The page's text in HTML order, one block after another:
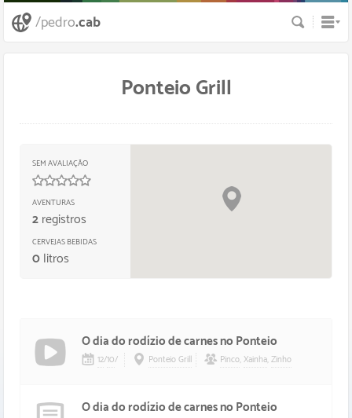
/pedro.cab Busca
Ponteio Grill
SEM AVALIAÇÃO
AVENTURAS
2registros
CERVEJAS BEBIDAS
0litros
O dia do rodízio de carnes no Ponteio
12/10/ Ponteio Grill Pinco Xainha Zinho
O dia do rodízio de carnes no Ponteio